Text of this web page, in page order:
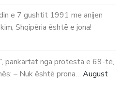
e 7 gushtit 1991 me anijen
Shqipëria është e jona!
pankartat nga protesta e 69-të,
– Nuk është prona… August